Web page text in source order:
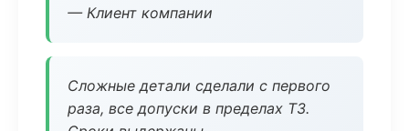
— Клиент компании
Сложные детали сделали с первого
раза, все допуски в пределах ТЗ.